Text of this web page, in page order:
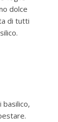
dolce
di tutti
basilico,